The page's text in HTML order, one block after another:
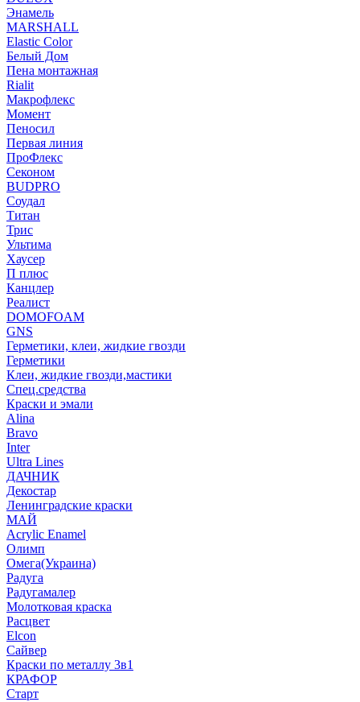
Энамель
MARSHALL
Elastic Color
Белый Дом
Пена монтажная
Rialit
Макрофлекс
Момент
Пеносил
Первая линия
ПроФлекс
Секоном
BUDPRO
Соудал
Титан
Трис
Ультима
Хаусер
П плюс
Канцлер
Реалист
DOMOFOAM
GNS
Герметики, клеи, жидкие гвозди
Герметики
Клеи, жидкие гвозди,мастики
Спец.средства
Краски и эмали
Alina
Bravo
Inter
Ultra Lines
ДАЧНИК
Декостар
Ленинградские краски
МАЙ
Acrylic Enamel
Олимп
Омега(Украина)
Радуга
Радугамалер
Молотковая краска
Расцвет
Elcon
Сайвер
Краски по металлу 3в1
КРАФОР
Старт